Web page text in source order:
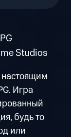
Studios
настоящим
Игра
будь то
или